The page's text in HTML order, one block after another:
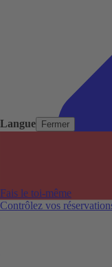
Langue Fermer
Fais le toi-même
Contrôlez vos
Aéroports populaires
Villes populaires
Australie